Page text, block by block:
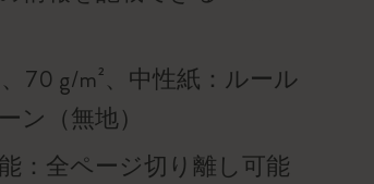
70 g/m²、中性紙：ルール
ン（無地）
：全ページ切り離し可能